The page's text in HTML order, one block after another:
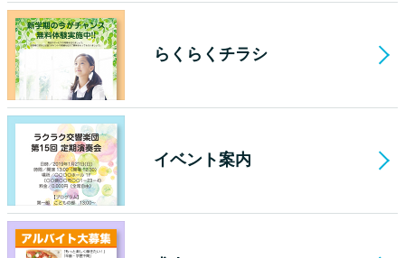
らくらくチラシ
イベント案内